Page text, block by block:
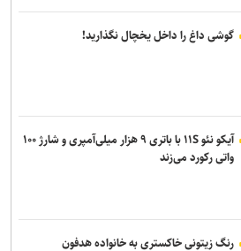
گوشی داغ را داخل یخچال نگذارید!
آیکو نئو ۱۱S با باتری ۹ هزار میلی‌آمپری و شارژ ۱۰۰
واتی رکورد می‌زند
رنگ زیتونی خاکستری به خانواده هدفون